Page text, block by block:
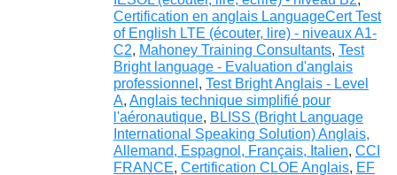
Certification en anglais LanguageCert Test
of English LTE (écouter, lire) - niveaux A1-
C2, Mahoney Training Consultants, Test
Bright language - Evaluation d'anglais
professionnel , Test Bright Anglais - Level
A, Anglais technique simplifié pour
l'aéronautique, BLISS (Bright Language
International Speaking Solution) Anglais,
Allemand, Espagnol, Français, Italien, CCI
FRANCE, Certification CLOE Anglais, EF